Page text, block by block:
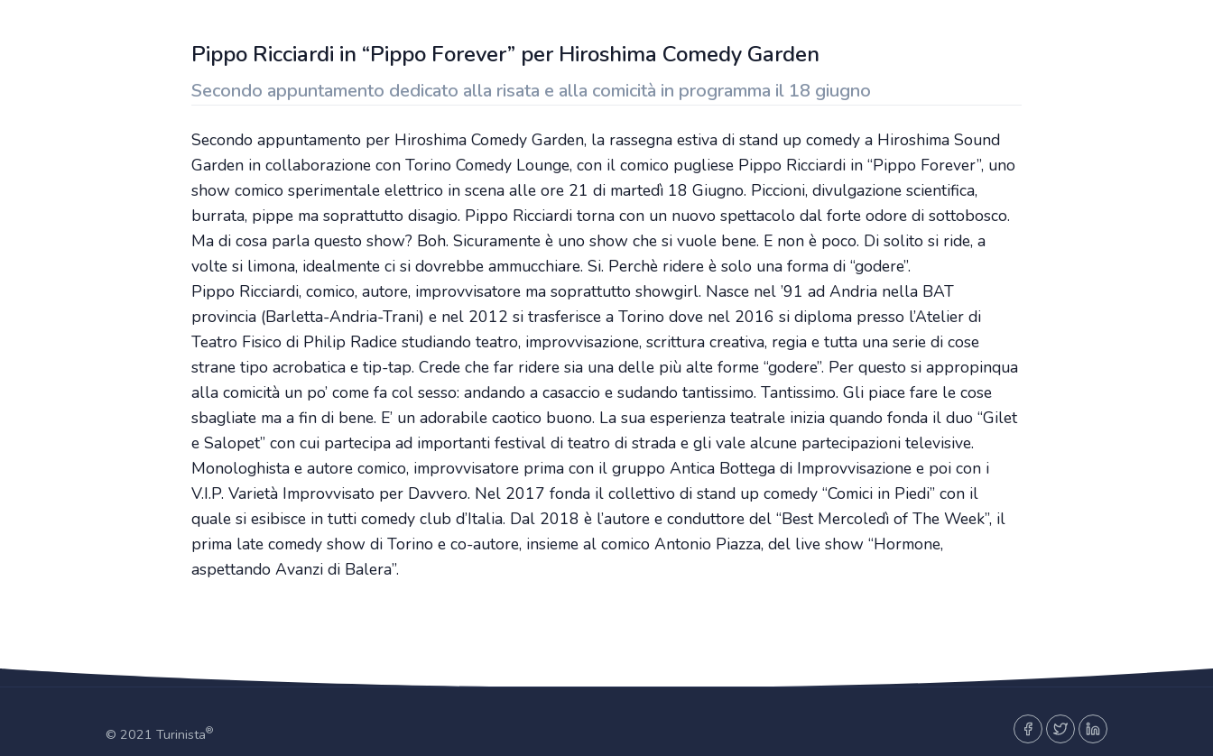
Pippo Ricciardi in “Pippo Forever” per Hiroshima Comedy Garden
Secondo appuntamento dedicato alla risata e alla comicità in programma il 18 giugno
Secondo appuntamento per Hiroshima Comedy Garden, la rassegna estiva di stand up comedy a Hiroshima Sound
Garden in collaborazione con Torino Comedy Lounge, con il comico pugliese Pippo Ricciardi in “Pippo Forever”, uno
show comico sperimentale elettrico in scena alle ore 21 di martedì 18 Giugno. Piccioni, divulgazione scientifica,
burrata, pippe ma soprattutto disagio. Pippo Ricciardi torna con un nuovo spettacolo dal forte odore di sottobosco.
Ma di cosa parla questo show? Boh. Sicuramente è uno show che si vuole bene. E non è poco. Di solito si ride, a
volte si limona, idealmente ci si dovrebbe ammucchiare. Si. Perchè ridere è solo una forma di “godere”.
Pippo Ricciardi, comico, autore, improvvisatore ma soprattutto showgirl. Nasce nel ’91 ad Andria nella BAT
provincia (Barletta-Andria-Trani) e nel 2012 si trasferisce a Torino dove nel 2016 si diploma presso l’Atelier di
Teatro Fisico di Philip Radice studiando teatro, improvvisazione, scrittura creativa, regia e tutta una serie di cose
strane tipo acrobatica e tip-tap. Crede che far ridere sia una delle più alte forme “godere”. Per questo si appropinqua
alla comicità un po’ come fa col sesso: andando a casaccio e sudando tantissimo. Tantissimo. Gli piace fare le cose
sbagliate ma a fin di bene. E’ un adorabile caotico buono. La sua esperienza teatrale inizia quando fonda il duo “Gilet
e Salopet” con cui partecipa ad importanti festival di teatro di strada e gli vale alcune partecipazioni televisive.
Monologhista e autore comico, improvvisatore prima con il gruppo Antica Bottega di Improvvisazione e poi con i
V.I.P. Varietà Improvvisato per Davvero. Nel 2017 fonda il collettivo di stand up comedy “Comici in Piedi” con il
quale si esibisce in tutti comedy club d’Italia. Dal 2018 è l’autore e conduttore del “Best Mercoledì of The Week”, il
prima late comedy show di Torino e co-autore, insieme al comico Antonio Piazza, del live show “Hormone,
aspettando Avanzi di Balera”.
© 2021 Turinista®